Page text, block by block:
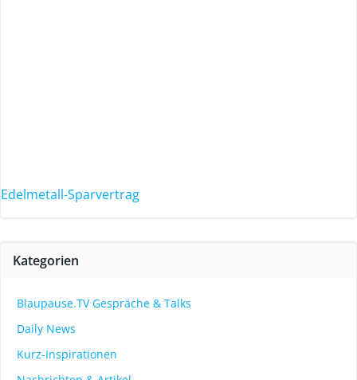
Edelmetall-Sparvertrag
Kategorien
Blaupause.TV Gespräche & Talks
Daily News
Kurz-Inspirationen